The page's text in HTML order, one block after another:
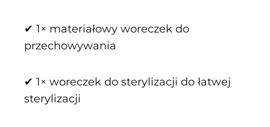
✔ 1× materiałowy woreczek do
przechowywania
✔ 1× woreczek do sterylizacji do łatwej
sterylizacji